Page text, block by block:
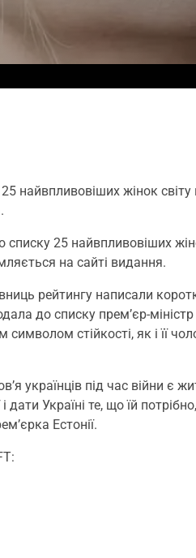
найвпливовіших жінок
25 найвпливовіших
на сайті видання.
рейтингу написали
до списку прем’єр-міністр
стійкості, як і її
українців під час війни є
дати Україні те, що їй
Естонії.